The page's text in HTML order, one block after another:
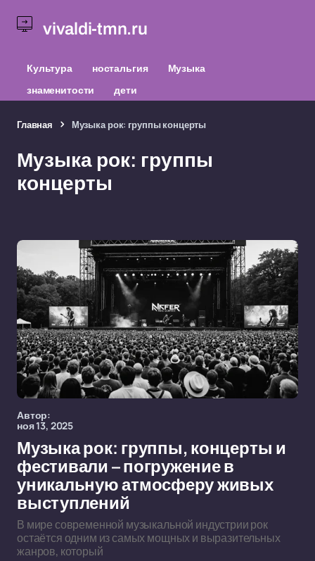
vivaldi-tmn.ru
Культура ностальгия
Музыка
знаменитости
дети
Главная Музыка рок: группы концерты
Музыка рок: группы
концерты
Автор:
ноя 13, 2025
Музыка рок: группы, концерты и
фестивали – погружение в
уникальную атмосферу живых
выступлений
В мире современной музыкальной индустрии рок
остаётся одним из самых мощных и выразительных
жанров, который